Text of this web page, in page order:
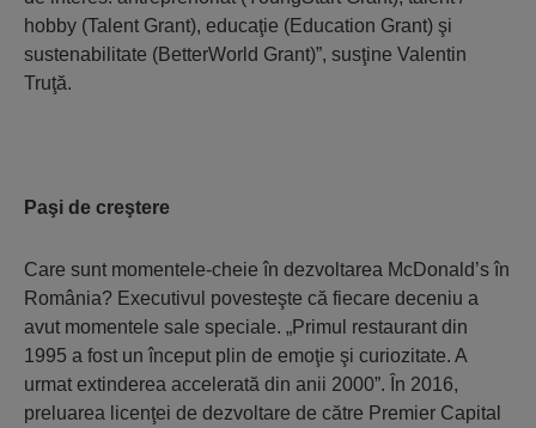
hobby (Talent Grant), educaţie (Education Grant) şi
sustenabilitate (BetterWorld Grant)”, susţine Valentin
Truţă.
Paşi de creştere
Care sunt momentele-cheie în dezvoltarea McDonald’s în
România? Executivul povesteşte că fiecare deceniu a
avut momentele sale speciale. „Primul restaurant din
1995 a fost un început plin de emoţie şi curiozitate. A
urmat extinderea accelerată din anii 2000”. În 2016,
preluarea licenţei de dezvoltare de către Premier Capital